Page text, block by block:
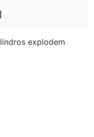
explodem